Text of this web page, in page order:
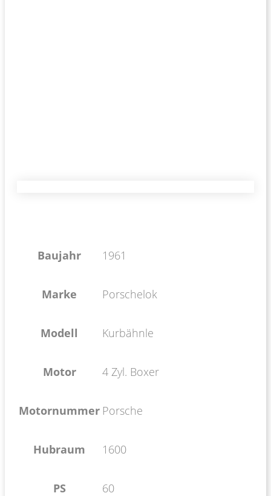
Baujahr 1961
Marke Porschelok
Modell Kurbähnle
Motor 4 Zyl. Boxer
Motornummer Porsche
Hubraum 1600
PS 60